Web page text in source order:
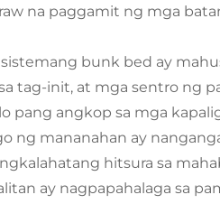
na paggamit ng mga
bunk bed ay
tag-init, at mga sentro ng
pang angkop sa mga
ng mananahan ay
hitsura sa
ay nagpapahalaga sa